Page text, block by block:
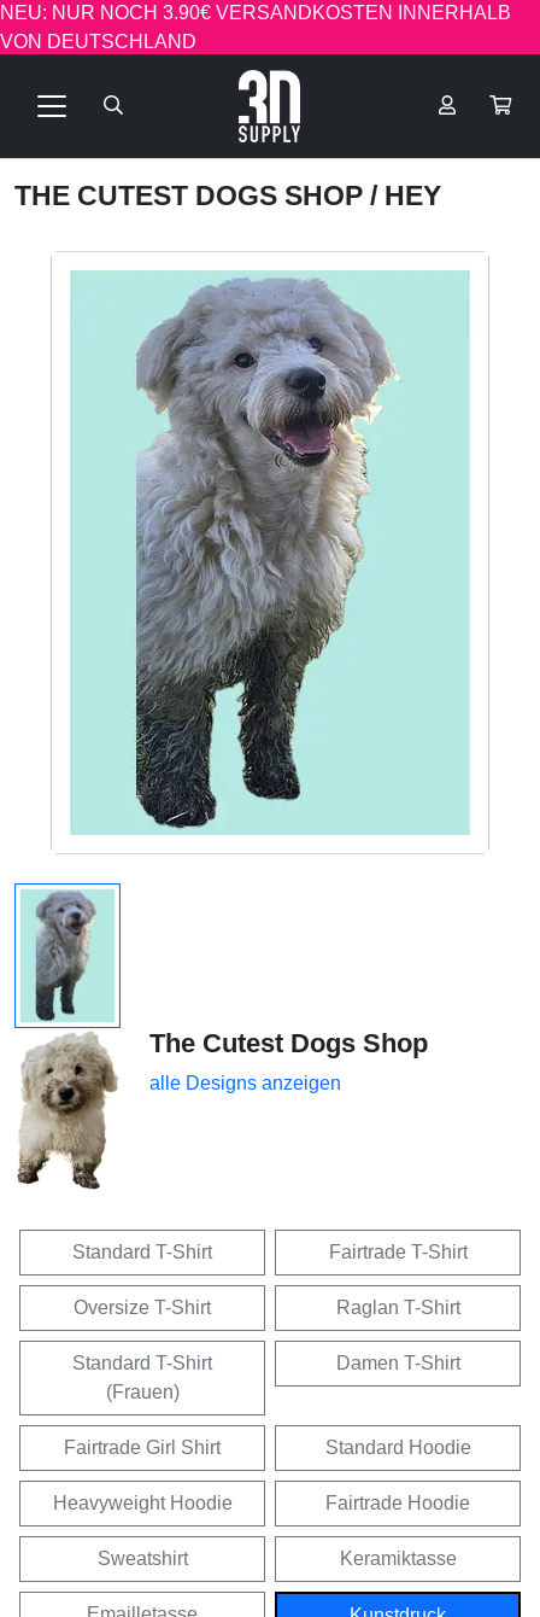
NEU: NUR NOCH 3.90€ VERSANDKOSTEN INNERHALB
VON DEUTSCHLAND
THE CUTEST DOGS SHOP / HEY
The Cutest Dogs Shop
alle Designs anzeigen
Standard T-Shirt Fairtrade T-Shirt
Oversize T-Shirt Raglan T-Shirt
Standard T-Shirt
(Frauen)
Damen T-Shirt
Fairtrade Girl Shirt Standard Hoodie
Heavyweight Hoodie Fairtrade Hoodie
Sweatshirt Keramiktasse